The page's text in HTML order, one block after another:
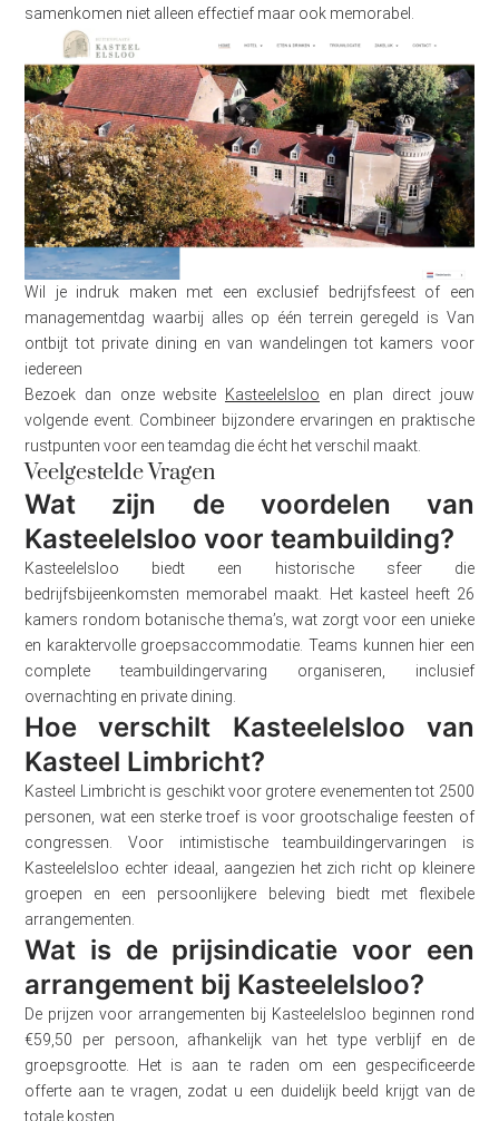
samenkomen niet alleen effectief maar ook memorabel.
Wil je indruk maken met een exclusief bedrijfsfeest of een
managementdag waarbij alles op één terrein geregeld is Van
ontbijt tot private dining en van wandelingen tot kamers voor
iedereen
Bezoek dan onze website
Kasteelelsloo en plan direct jouw
volgende event. Combineer bijzondere ervaringen en praktische
rustpunten voor een teamdag die écht het verschil maakt.
Veelgestelde Vragen
Wat zijn de voordelen van
Kasteelelsloo voor teambuilding?
Kasteelelsloo biedt een historische sfeer die
bedrijfsbijeenkomsten memorabel maakt. Het kasteel heeft 26
kamers rondom botanische thema’s, wat zorgt voor een unieke
en karaktervolle groepsaccommodatie. Teams kunnen hier een
complete teambuildingervaring organiseren, inclusief
overnachting en private dining.
Hoe verschilt Kasteelelsloo van
Kasteel Limbricht?
Kasteel Limbricht is geschikt voor grotere evenementen tot 2500
personen, wat een sterke troef is voor grootschalige feesten of
congressen. Voor intimistische teambuildingervaringen is
Kasteelelsloo echter ideaal, aangezien het zich richt op kleinere
groepen en een persoonlijkere beleving biedt met flexibele
arrangementen.
Wat is de prijsindicatie voor een
arrangement bij Kasteelelsloo?
De prijzen voor arrangementen bij Kasteelelsloo beginnen rond
€59,50 per persoon, afhankelijk van het type verblijf en de
groepsgrootte. Het is aan te raden om een gespecificeerde
offerte aan te vragen, zodat u een duidelijk beeld krijgt van de
totale kosten.